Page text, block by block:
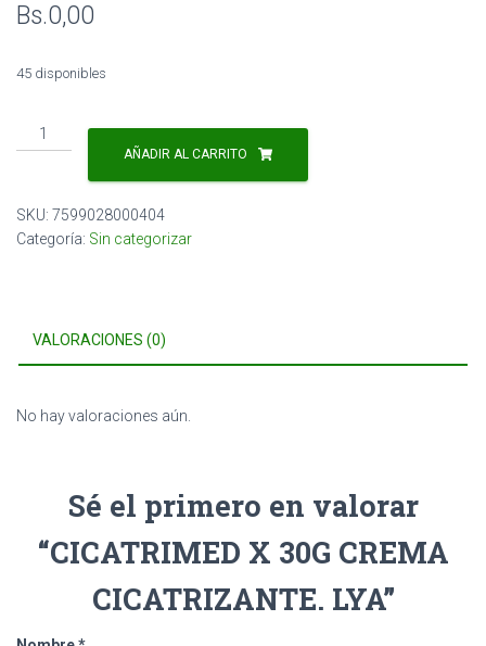
Bs.0,00
45 disponibles
CICATRIMED
X
CICATRIZANTE.
LYA
AÑADIR AL CARRITO
SKU: 7599028000404
Categoría: Sin categorizar
VALORACIONES (0)
No hay valoraciones aún.
Sé el primero en valorar
“CICATRIMED X 30G CREMA
CICATRIZANTE. LYA”